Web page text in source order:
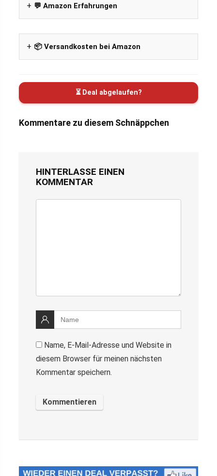
💬 Amazon Erfahrungen
📦 Versandkosten bei Amazon
⏳ Deal abgelaufen?
Kommentare zu diesem Schnäppchen
HINTERLASSE EINEN
KOMMENTAR
Name, E-Mail-Adresse und Website in
diesem Browser für meinen nächsten
Kommentar speichern.